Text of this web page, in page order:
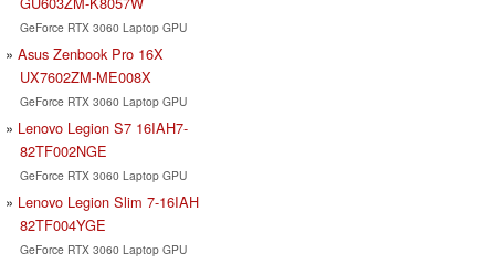
GeForce RTX 3060 Laptop GPU
Asus Zenbook Pro 16X
UX7602ZM-ME008X
GeForce RTX 3060 Laptop GPU
Lenovo Legion S7 16IAH7-
82TF002NGE
GeForce RTX 3060 Laptop GPU
Lenovo Legion Slim 7-16IAH
82TF004YGE
GeForce RTX 3060 Laptop GPU